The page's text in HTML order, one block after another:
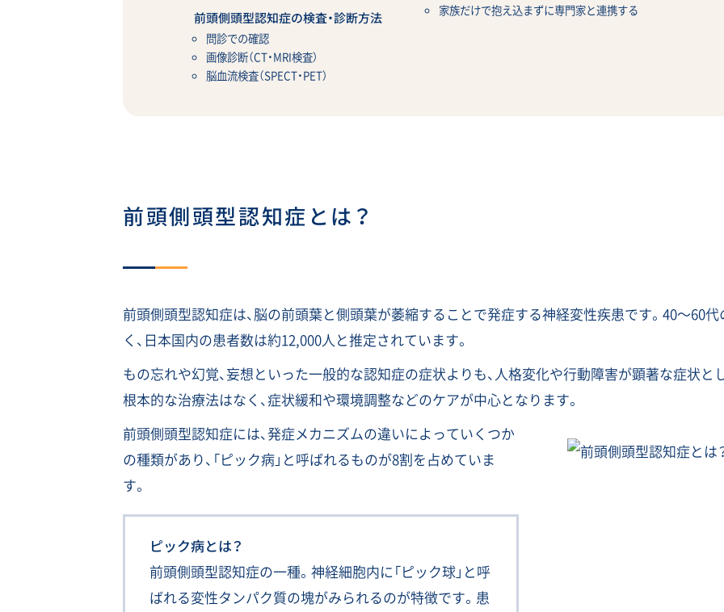
前頭側頭型認知症の検査・診断方法
問診での確認
画像診断（CT・MRI検査）
脳血流検査（SPECT・PET）
家族だけで抱え込まずに専門家と連携する
前頭側頭型認知症とは？
前頭側頭型認知症は、脳の前頭葉と側頭葉が萎縮することで発症する神経変性疾患です。40〜60
く、日本国内の患者数は約12,000人と推定されています。
もの忘れや幻覚、妄想といった一般的な認知症の症状よりも、人格変化や行動障害が顕著な症状
根本的な治療法はなく、症状緩和や環境調整などのケアが中心となります。
前頭側頭型認知症には、発症メカニズムの違いによっていくつか
の種類があり、「ピック病」と呼ばれるものが8割を占めていま
す。
ピック病とは？
前頭側頭型認知症の一種。神経細胞内に「ピック球」と呼
ばれる変性タンパク質の塊がみられるのが特徴です。患